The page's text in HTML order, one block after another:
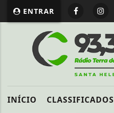
ENTRAR
INÍCIO CLASSIFICADOS